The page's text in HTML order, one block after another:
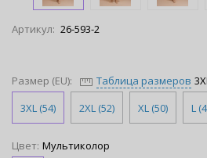
Артикул: 26-593-2
Размер (EU): Таблица размеров
3XL (54)
2XL (52) XL (50) L
Цвет: Мультиколор